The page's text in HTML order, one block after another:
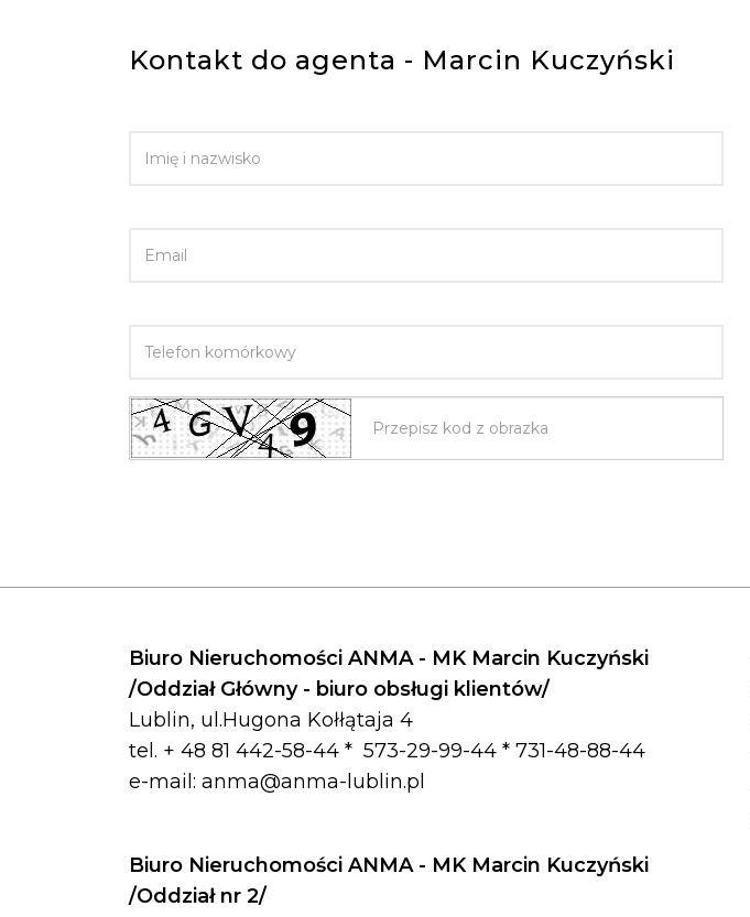
Kontakt do agenta - Marcin Kuczyński
Biuro Nieruchomości ANMA - MK Marcin Kuczyński
/Oddział Główny - biuro obsługi klientów/
Lublin, ul.Hugona Kołłątaja 4
tel. + 48 81 442-58-44 * 573-29-99-44 * 731-48-88-44
e-mail: anma@anma-lublin.pl
Biuro Nieruchomości ANMA - MK Marcin Kuczyński
/Oddział nr 2/